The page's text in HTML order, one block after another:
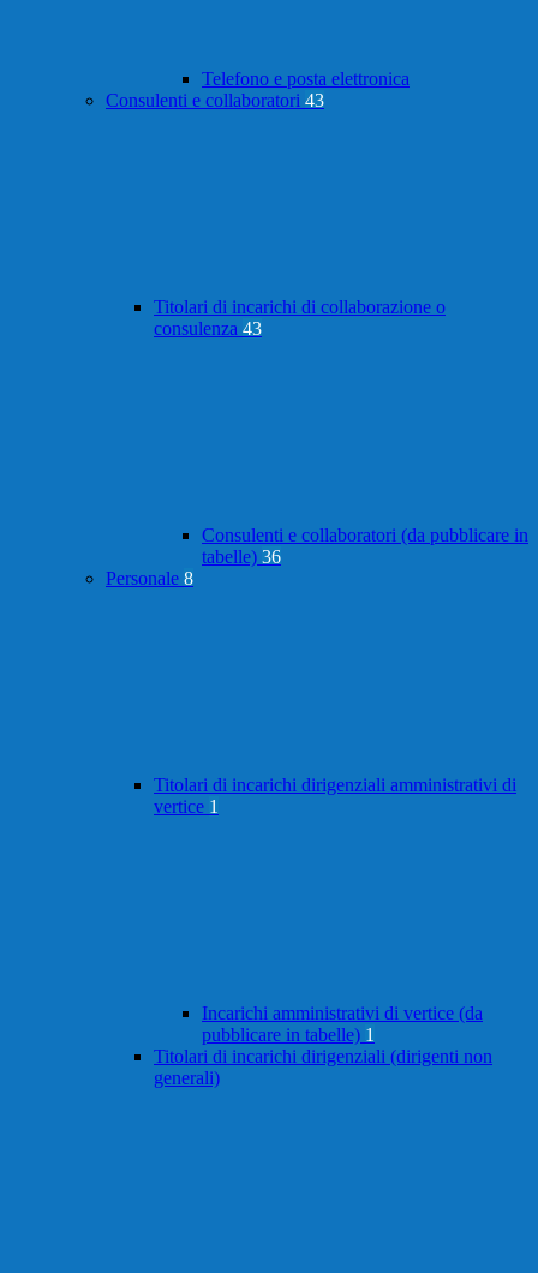
Telefono e posta elettronica
Consulenti e collaboratori 43
Titolari di incarichi di collaborazione o
consulenza 43
Consulenti e collaboratori (da pubblicare in
tabelle) 36
Personale 8
Titolari di incarichi dirigenziali amministrativi di
vertice 1
Incarichi amministrativi di vertice (da
pubblicare in tabelle) 1
Titolari di incarichi dirigenziali (dirigenti non
generali)